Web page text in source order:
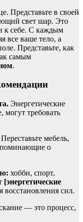
Представьте в своей
свет шар. Это
к себе. С каждым
все ваше тело, а
Представьте, как
самым
.
Энергетические
могут требовать
Переставьте мебель,
о
хобби, спорт,
[энергетические
восстановления сил.
— это процесс,